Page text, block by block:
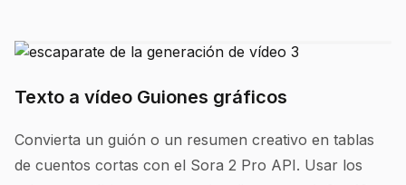
Texto a vídeo Guiones gráficos
Convierta un guión o un resumen creativo en tablas
de cuentos cortas con el Sora 2 Pro API. Usar los